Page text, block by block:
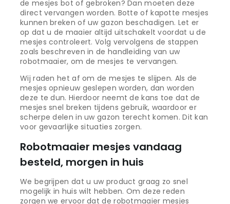
de mesjes bot of gebroken? Dan moeten deze
direct vervangen worden. Botte of kapotte mesjes
kunnen breken of uw gazon beschadigen. Let er
op dat u de maaier altijd uitschakelt voordat u de
mesjes controleert. Volg vervolgens de stappen
zoals beschreven in de handleiding van uw
robotmaaier, om de mesjes te vervangen.
Wij raden het af om de mesjes te slijpen. Als de
mesjes opnieuw geslepen worden, dan worden
deze te dun. Hierdoor neemt de kans toe dat de
mesjes snel breken tijdens gebruik, waardoor er
scherpe delen in uw gazon terecht komen. Dit kan
voor gevaarlijke situaties zorgen.
Robotmaaier mesjes vandaag
besteld, morgen in huis
We begrijpen dat u uw product graag zo snel
mogelijk in huis wilt hebben. Om deze reden
zorgen we ervoor dat de robotmaaier mesjes